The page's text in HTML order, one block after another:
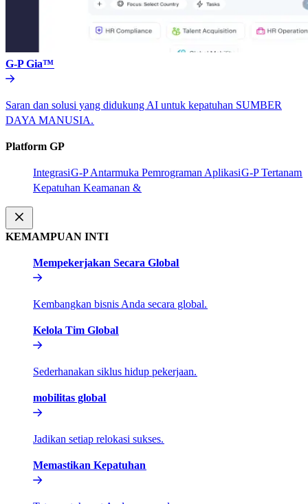
G-P Gia™​​
Saran dan solusi yang didukung AI untuk kepatuhan SUMBER
DAYA MANUSIA.​​
Platform GP​​
Integrasi​​G-P Antarmuka Pemrograman Aplikasi​​G-P Tertanam​​
Kepatuhan Keamanan &​​
KEMAMPUAN INTI​​
Mempekerjakan Secara Global​​
Kembangkan bisnis Anda secara global.​​
Kelola Tim Global​​
Sederhanakan siklus hidup pekerjaan.​​
mobilitas global​​
Jadikan setiap relokasi sukses.​​
Memastikan Kepatuhan​​